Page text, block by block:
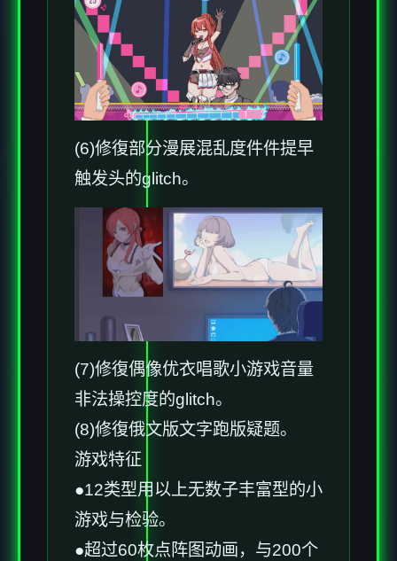
(6)修復部分漫展混乱度件件提早
触发头的glitch。
(7)修復偶像优衣唱歌小游戏音量
非法操控度的glitch。
(8)修復俄文版文字跑版疑题。
游戏特征
●12类型用以上无数子丰富型的小
游戏与检验。
●超过60枚点阵图动画，与200个